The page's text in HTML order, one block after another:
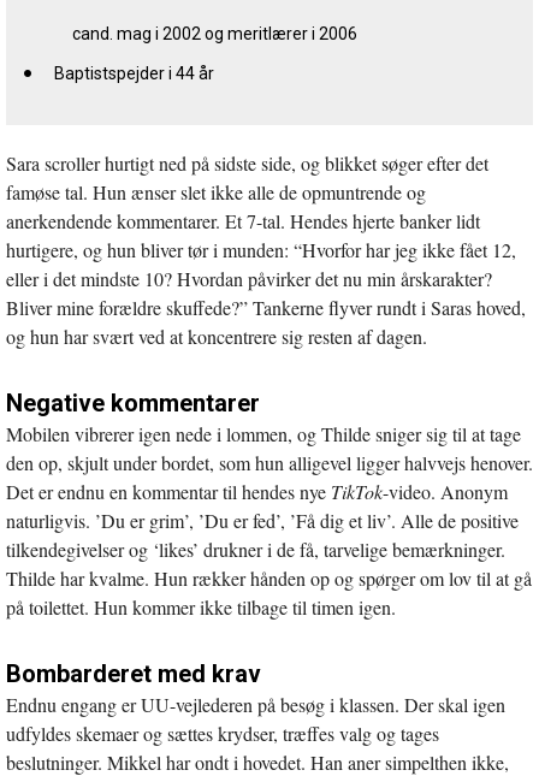
cand. mag i 2002 og meritlærer i 2006
Baptistspejder i 44 år
Sara scroller hurtigt ned på sidste side, og blikket søger efter det
famøse tal. Hun ænser slet ikke alle de opmuntrende og
anerkendende kommentarer. Et 7-tal. Hendes hjerte banker lidt
hurtigere, og hun bliver tør i munden: “Hvorfor har jeg ikke fået 12,
eller i det mindste 10? Hvordan påvirker det nu min årskarakter?
Bliver mine forældre skuffede?” Tankerne flyver rundt i Saras hoved,
og hun har svært ved at koncentrere sig resten af dagen.
Negative kommentarer
Mobilen vibrerer igen nede i lommen, og Thilde sniger sig til at tage
den op, skjult under bordet, som hun alligevel ligger halvvejs henover.
Det er endnu en kommentar til hendes nye TikTok-video. Anonym
naturligvis. ’Du er grim’, ’Du er fed’, ’Få dig et liv’. Alle de positive
tilkendegivelser og ‘likes’ drukner i de få, tarvelige bemærkninger.
Thilde har kvalme. Hun rækker hånden op og spørger om lov til at gå
på toilettet. Hun kommer ikke tilbage til timen igen.
Bombarderet med krav
Endnu engang er UU-vejlederen på besøg i klassen. Der skal igen
udfyldes skemaer og sættes krydser, træffes valg og tages
beslutninger. Mikkel har ondt i hovedet. Han aner simpelthen ikke,